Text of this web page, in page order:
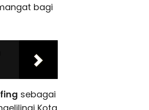
bagi
sebagai